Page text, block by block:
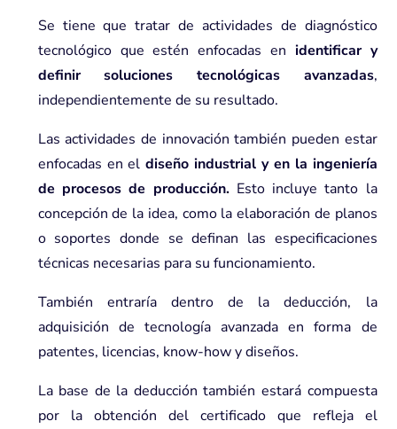
Se tiene que tratar de actividades de diagnóstico
tecnológico que estén enfocadas en identificar y
definir soluciones tecnológicas avanzadas,
independientemente de su resultado.
Las actividades de innovación también pueden estar
enfocadas en eldiseño industrial y en la ingeniería
de procesos de producción. Esto incluye tanto la
concepción de la idea, como la elaboración de planos
o soportes donde se definan las especificaciones
técnicas necesarias para su funcionamiento.
También entraría dentro de la deducción, la
adquisición de tecnología avanzada en forma de
patentes, licencias, know-how y diseños.
La base de la deducción también estará compuesta
por la obtención del certificado que refleja el